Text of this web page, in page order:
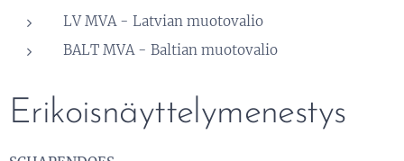
LV MVA - Latvian muotovalio
BALT MVA - Baltian muotovalio
Erikoisnäyttelymenestys